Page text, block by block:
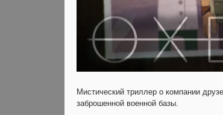
Мистический триллер о компании
заброшенной военной базы.